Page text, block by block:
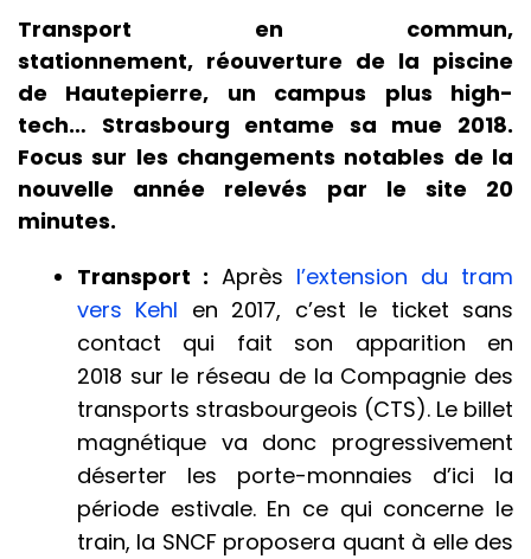
Transport en commun,
stationnement, réouverture de la piscine
de Hautepierre, un campus plus high-
tech… Strasbourg entame sa mue 2018.
Focus sur les changements notables de la
nouvelle année relevés par le site 20
minutes.
Transport : Après l’extension du tram
vers Kehl en 2017, c’est le ticket sans
contact qui fait son apparition en
2018 sur le réseau de la Compagnie des
transports strasbourgeois (CTS). Le billet
magnétique va donc progressivement
déserter les porte-monnaies d’ici la
période estivale. En ce qui concerne le
train, la SNCF proposera quant à elle des